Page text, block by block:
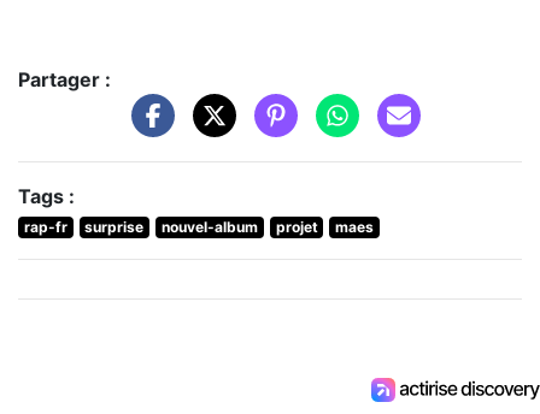
Partager :
Tags :
rap-fr surprise nouvel-album projet maes